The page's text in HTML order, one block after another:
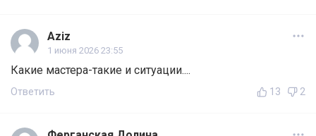
Aziz
1 июня 2026 23:55
Какие мастера-такие и ситуации....
Ответить 13 2